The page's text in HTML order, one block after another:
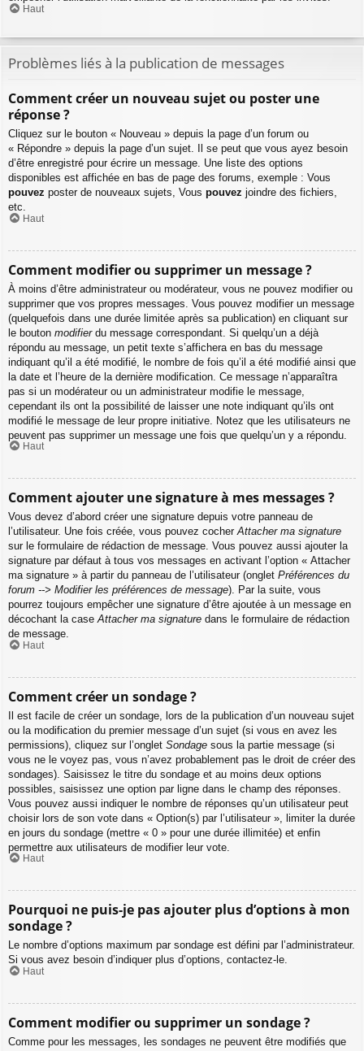
Haut
Problèmes liés à la publication de messages
Comment créer un nouveau sujet ou poster une
réponse ?
Cliquez sur le bouton « Nouveau » depuis la page d’un forum ou
« Répondre » depuis la page d’un sujet. Il se peut que vous ayez besoin
d’être enregistré pour écrire un message. Une liste des options
disponibles est affichée en bas de page des forums, exemple : Vous
pouvez poster de nouveaux sujets, Vous pouvez joindre des fichiers,
etc.
Haut
Comment modifier ou supprimer un message ?
À moins d’être administrateur ou modérateur, vous ne pouvez modifier ou
supprimer que vos propres messages. Vous pouvez modifier un message
(quelquefois dans une durée limitée après sa publication) en cliquant sur
le bouton modifierdu message correspondant. Si quelqu’un a déjà
répondu au message, un petit texte s’affichera en bas du message
indiquant qu’il a été modifié, le nombre de fois qu’il a été modifié ainsi que
la date et l’heure de la dernière modification. Ce message n’apparaîtra
pas si un modérateur ou un administrateur modifie le message,
cependant ils ont la possibilité de laisser une note indiquant qu’ils ont
modifié le message de leur propre initiative. Notez que les utilisateurs ne
peuvent pas supprimer un message une fois que quelqu’un y a répondu.
Haut
Comment ajouter une signature à mes messages ?
Vous devez d’abord créer une signature depuis votre panneau de
l’utilisateur. Une fois créée, vous pouvez cocherAttacher ma signature
sur le formulaire de rédaction de message. Vous pouvez aussi ajouter la
signature par défaut à tous vos messages en activant l’option « Attacher
ma signature » à partir du panneau de l’utilisateur (onglet Préférences du
forum --> Modifier les préférences de message). Par la suite, vous
pourrez toujours empêcher une signature d’être ajoutée à un message en
décochant la caseAttacher ma signature dans le formulaire de rédaction
de message.
Haut
Comment créer un sondage ?
Il est facile de créer un sondage, lors de la publication d’un nouveau sujet
ou la modification du premier message d’un sujet (si vous en avez les
permissions), cliquez sur l’onglet Sondage sous la partie message (si
vous ne le voyez pas, vous n’avez probablement pas le droit de créer des
sondages). Saisissez le titre du sondage et au moins deux options
possibles, saisissez une option par ligne dans le champ des réponses.
Vous pouvez aussi indiquer le nombre de réponses qu’un utilisateur peut
choisir lors de son vote dans « Option(s) par l’utilisateur », limiter la durée
en jours du sondage (mettre « 0 » pour une durée illimitée) et enfin
permettre aux utilisateurs de modifier leur vote.
Haut
Pourquoi ne puis-je pas ajouter plus d’options à mon
sondage ?
Le nombre d’options maximum par sondage est défini par l’administrateur.
Si vous avez besoin d’indiquer plus d’options, contactez-le.
Haut
Comment modifier ou supprimer un sondage ?
Comme pour les messages, les sondages ne peuvent être modifiés que